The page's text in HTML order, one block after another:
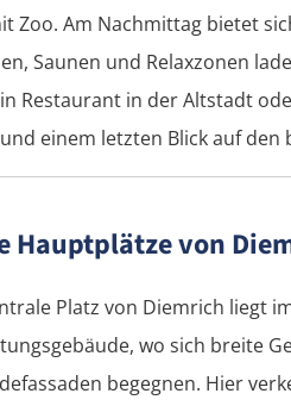
Zoo. Am Nachmittag bietet
Saunen und Relaxzonen
Restaurant in der Altstadt
einem letzten Blick auf
Hauptplätze von
Platz von Diemrich liegt
wo sich breite
begegnen. Hier